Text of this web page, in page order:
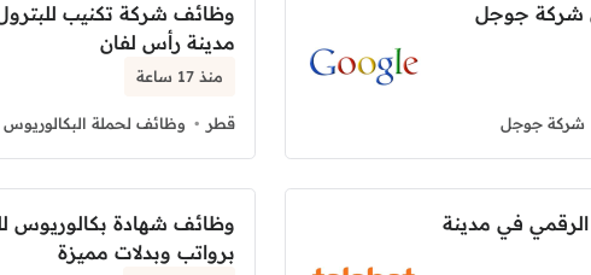
شركة جوجل
شركة جوجل
وظائف شركة تكنيب
مدينة رأس لفان
منذ 17 ساعة
قطر وظائف لحملة
في مدينة
وظائف شهادة بكالوريوس
برواتب وبدلات مميزة